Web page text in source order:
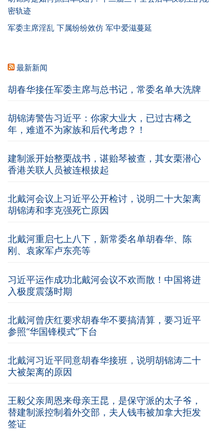
密轨迹
军委主席淫乱 下属纷纷效仿 军中爱滋蔓延
最新新闻
胡春华接任军委主席与总书记，常委名单大洗牌
胡锦涛警告习近平：你家大业大，已过古稀之
年，难道不为家族和后代考虑？！
建制派开始整栗战书，谌贻琴被查，其女栗潜心
香港关联人员被连根拔起
北戴河会议上习近平公开检讨，说明二十大架离
胡锦涛和李克强死亡原因
北戴河重启七上八下，新常委名单胡春华、陈
刚、袁家军卢东亮等
习近平运作成功北戴河会议不欢而散！中国将进
入极度震荡时期
北戴河曾庆红要求胡春华不要搞清算，要习近平
参照“华国锋模式”下台
北戴河习近平同意胡春华接班，说明胡锦涛二十
大被架离的原因
王毅父亲周恩来母亲王昆，是保守派的太子爷，
替建制派控制着外交部，夫人钱韦被加拿大拒发
签证